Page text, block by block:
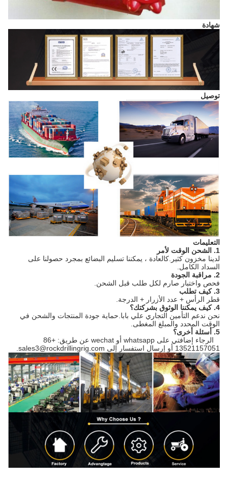
شهادة
توصيل
التعليمات
1. الشحن الوقت لأمر
لدينا مخزون كثير.كالعادة ، يمكننا تسليم البضائع بمجرد حصولنا على
السداد الكامل.
2. مراقبة الجودة
فحص واختبار صارم لكل طلب قبل الشحن.
3. كيف تطلب
قطر الرأس + عدد الأزرار + الدرجة.
4. كيف يمكننا الوثوق بشركتك؟
نحن ندعم التأمين التجاري علي بابا.حماية جودة المنتجات والشحن في
الوقت المحدد والمبلغ المغطى.
5. أسئلة أخرى؟
الرجاء إضافتي على whatsapp أو wechat عن طريق: +86
13521157051 أو إرسال استفسار إلى sales3@rockdrillingrig.com.